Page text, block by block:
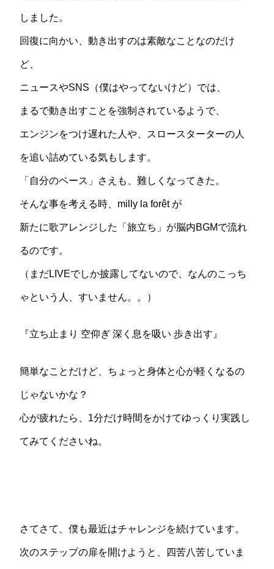
しました。
回復に向かい、動き出すのは素敵なことなのだけ
ど、
ニュースやSNS（僕はやってないけど）では、
まるで動き出すことを強制されているようで、
エンジンをつけ遅れた人や、スロースターターの人
を追い詰めている気もします。
「自分のペース」さえも、難しくなってきた。
そんな事を考える時、milly la forêt が
新たに歌アレンジした「旅立ち」が脳内BGMで流れ
るのです。
（まだLIVEでしか披露してないので、なんのこっち
ゃという人、すいません。。）
『立ち止まり 空仰ぎ 深く息を吸い 歩き出す』
簡単なことだけど、ちょっと身体と心が軽くなるの
じゃないかな？
心が疲れたら、1分だけ時間をかけてゆっくり実践し
てみてくださいね。
さてさて、僕も最近はチャレンジを続けています。
次のステップの扉を開けようと、四苦八苦していま